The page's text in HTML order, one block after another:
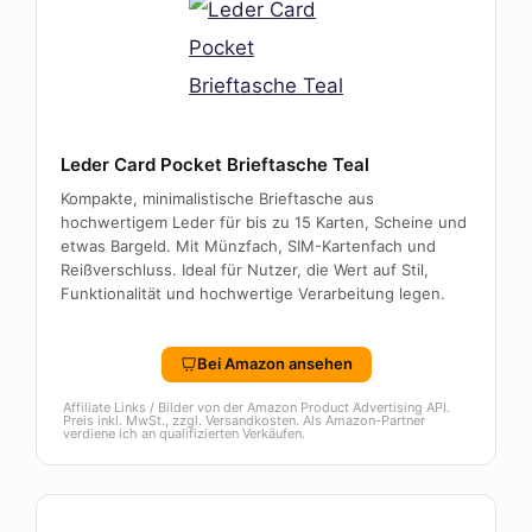
Leder Card Pocket Brieftasche Teal
Kompakte, minimalistische Brieftasche aus
hochwertigem Leder für bis zu 15 Karten, Scheine und
etwas Bargeld. Mit Münzfach, SIM-Kartenfach und
Reißverschluss. Ideal für Nutzer, die Wert auf Stil,
Funktionalität und hochwertige Verarbeitung legen.
Bei Amazon ansehen
Affiliate Links / Bilder von der Amazon Product Advertising API.
Preis inkl. MwSt., zzgl. Versandkosten. Als Amazon-Partner
verdiene ich an qualifizierten Verkäufen.